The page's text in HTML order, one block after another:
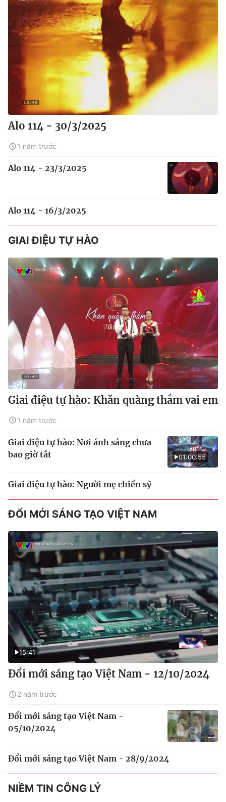
Alo 114 - 30/3/2025
1 năm trước
Alo 114 - 23/3/2025
Alo 114 - 16/3/2025
GIAI ĐIỆU TỰ HÀO
Giai điệu tự hào: Khăn quàng thắm vai em
1 năm trước
01:00:55
Giai điệu tự hào: Nơi ánh sáng chưa
bao giờ tắt
Giai điệu tự hào: Người mẹ chiến sỹ
ĐỔI MỚI SÁNG TẠO VIỆT NAM
15:41
Đổi mới sáng tạo Việt Nam - 12/10/2024
2 năm trước
Đổi mới sáng tạo Việt Nam -
05/10/2024
Đổi mới sáng tạo Việt Nam - 28/9/2024
NIỀM TIN CÔNG LÝ